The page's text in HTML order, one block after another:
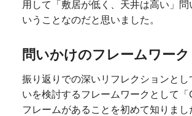
用して「敷居が低く、天井は高い」問
いうことなのだと思いました。
問いかけのフレームワーク
振り返りでの深いリフレクションとし
いを検討するフレームワークとして「
フレームがあることを初めて知りまし